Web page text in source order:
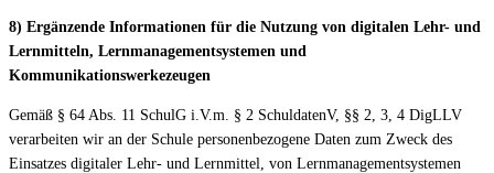
8) Ergänzende Informationen für die Nutzung von digitalen Lehr- und
Lernmitteln, Lernmanagementsystemen und
Kommunikationswerkezeugen
Gemäß § 64 Abs. 11 SchulG i.V.m. § 2 SchuldatenV, §§ 2, 3, 4 DigLLV
verarbeiten wir an der Schule personenbezogene Daten zum Zweck des
Einsatzes digitaler Lehr- und Lernmittel, von Lernmanagementsystemen